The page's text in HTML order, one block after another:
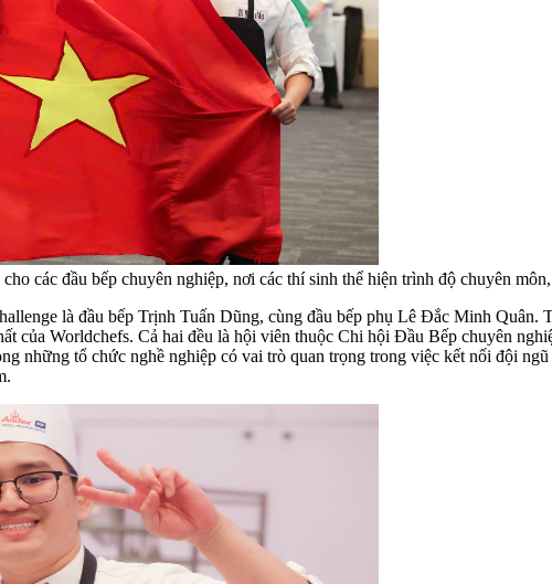
các đầu bếp chuyên nghiệp, nơi các thí sinh thể hiện trình độ chuyên
là đầu bếp Trịnh Tuấn Dũng, cùng đầu bếp phụ Lê Đắc Minh
của Worldchefs. Cả hai đều là hội viên thuộc Chi hội Đầu Bếp chuyên
tổ chức nghề nghiệp có vai trò quan trọng trong việc kết nối đội